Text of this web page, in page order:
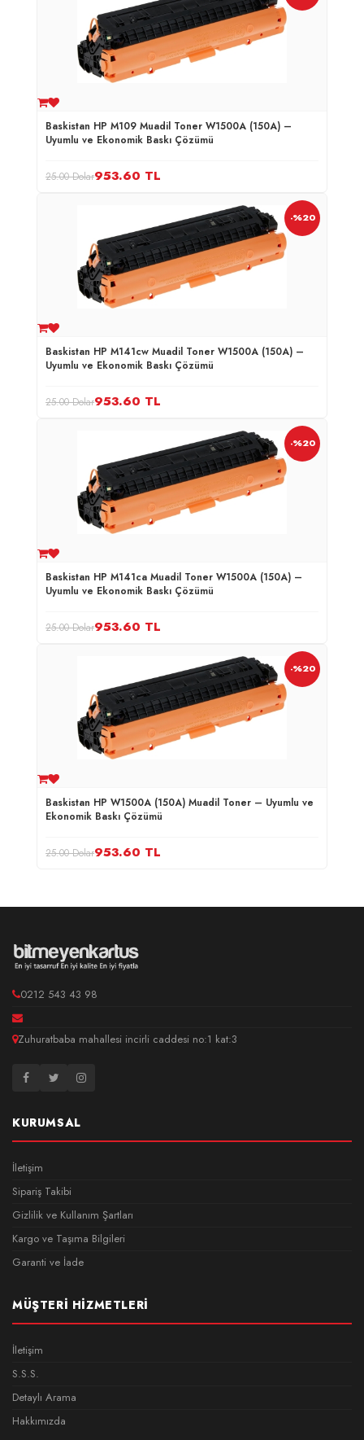
Baskistan HP M109 Muadil Toner W1500A (150A) –
Uyumlu ve Ekonomik Baskı Çözümü
25.00 Dolar953.60 TL
-%20
Baskistan HP M141cw Muadil Toner W1500A (150A) –
Uyumlu ve Ekonomik Baskı Çözümü
25.00 Dolar953.60 TL
-%20
Baskistan HP M141ca Muadil Toner W1500A (150A) –
Uyumlu ve Ekonomik Baskı Çözümü
25.00 Dolar953.60 TL
-%20
Baskistan HP W1500A (150A) Muadil Toner – Uyumlu ve
Ekonomik Baskı Çözümü
25.00 Dolar953.60 TL
0212 543 43 98
Zuhuratbaba mahallesi incirli caddesi no:1 kat:3
KURUMSAL
İletişim
Sipariş Takibi
Gizlilik ve Kullanım Şartları
Kargo ve Taşıma Bilgileri
Garanti ve İade
MÜŞTERI HIZMETLERI
İletişim
S.S.S.
Detaylı Arama
Hakkımızda